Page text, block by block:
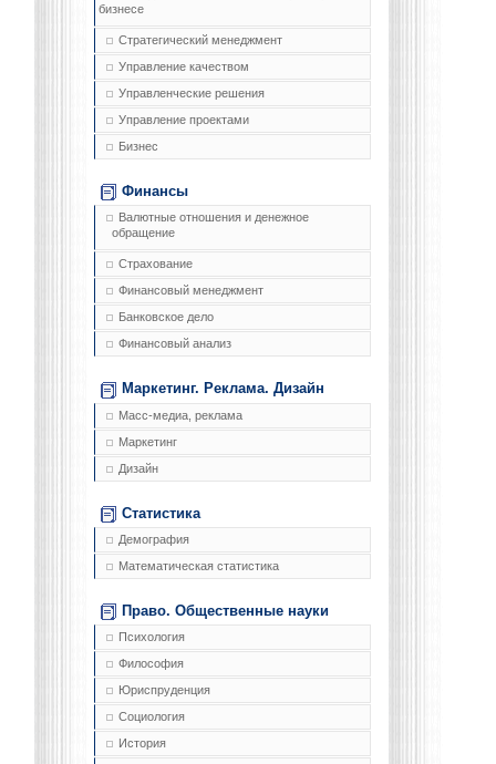
бизнесе
Стратегический менеджмент
Управление качеством
Управленческие решения
Управление проектами
Бизнес
Финансы
Валютные отношения и денежное
обращение
Страхование
Финансовый менеджмент
Банковское дело
Финансовый анализ
Маркетинг. Реклама. Дизайн
Масс-медиа, реклама
Маркетинг
Дизайн
Статистика
Демография
Математическая статистика
Право. Общественные науки
Психология
Философия
Юриспруденция
Социология
История